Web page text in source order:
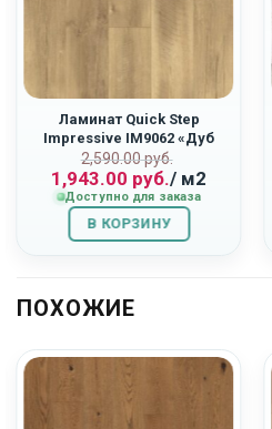
Ламинат Quick Step
Impressive IM9062 «Дуб
Тёплый Опалённый»
2,590.00руб.
Первоначальная
цена
составляла
2,590.00
руб..
1,943.00 руб.
Текущая
цена:
1,943.00
руб..
/ м2
Доступно для заказа
В КОРЗИНУ
ПОХОЖИЕ